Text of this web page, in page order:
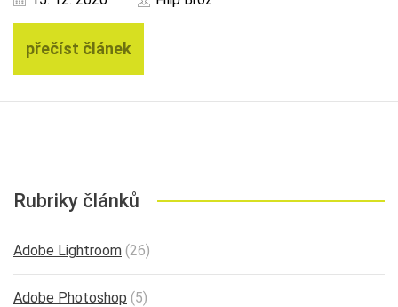
přečíst článek
Rubriky článků
Adobe Lightroom (26)
Adobe Photoshop (5)